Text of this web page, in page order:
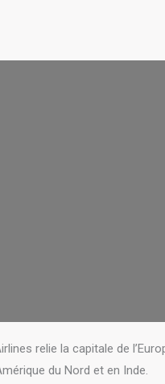
relie la capitale de
du Nord et en Inde.